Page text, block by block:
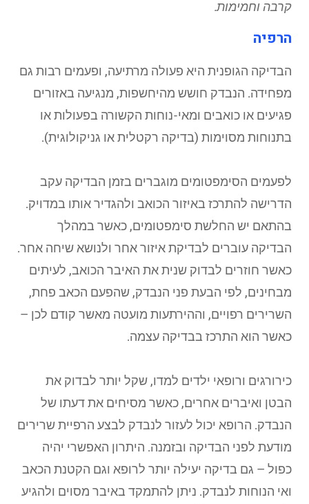
קרבה וחמימות.
הרפיה
הבדיקה הגופנית היא פעולה מרתיעה, ופעמים רבות גם
מפחידה. הנבדק חושש מהיחשפות, מנגיעה באזורים
פגיעים או כואבים ומאי-נוחות הקשורה בפעולות או
בתנוחות מסוימות (בדיקה רקטלית או גניקולוגית).
לפעמים הסימפטומים מוגברים בזמן הבדיקה עקב
הדרישה להתרכז באיזור הכואב ולהגדיר אותו במדויק.
בהתאם יש החלשת סימפטומים, כאשר במהלך
הבדיקה עוברים לבדיקת איזור אחר ולנושא שיחה אחר.
כאשר חוזרים לבדוק שנית את האיבר הכואב, לעיתים
מבחינים, לפי הבעת פני הנבדק, שהפעם הכאב פחת,
השרירים רפויים, וההירתעות מועטה מאשר קודם לכן –
כאשר הוא התרכז בבדיקה עצמה.
כירורגים ורופאי ילדים למדו, שקל יותר לבדוק את
הבטן ואיברים אחרים, כאשר מסיחים את דעתו של
הנבדק. הרופא יכול לעזור לנבדק לבצע הרפיית שרירים
מודעת לפני הבדיקה ובזמנה. היתרון האפשרי יהיה
כפול – גם בדיקה יעילה יותר לרופא וגם הקטנת הכאב
ואי הנוחות לנבדק. ניתן להתמקד באיבר מסוים ולהגיע